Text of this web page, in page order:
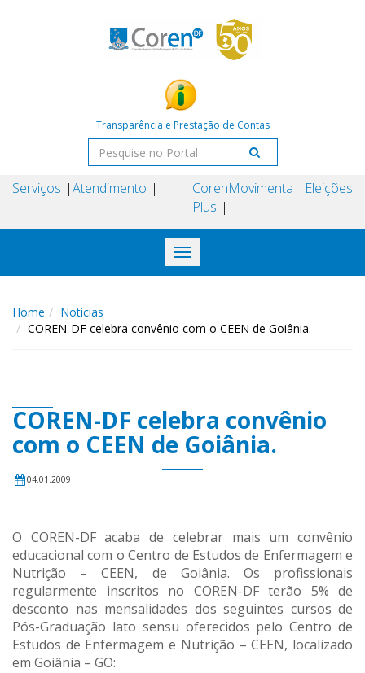
Transparência e Prestação de Contas
Serviços Atendimento
Coren
Plus
Movimenta Eleições
Toggle
navigation
Home
Noticias
COREN-DF celebra convênio com o CEEN de Goiânia.
COREN-DF celebra convênio
com o CEEN de Goiânia.
04.01.2009
O COREN-DF acaba de celebrar mais um convênio
educacional com o Centro de Estudos de Enfermagem e
Nutrição – CEEN, de Goiânia. Os profissionais
regularmente inscritos no COREN-DF terão 5% de
desconto nas mensalidades dos seguintes cursos de
Pós-Graduação lato sensu oferecidos pelo Centro de
Estudos de Enfermagem e Nutrição – CEEN, localizado
em Goiânia – GO: